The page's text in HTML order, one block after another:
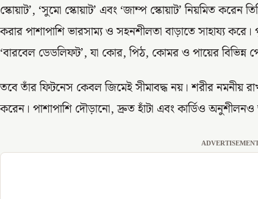
স্কোয়াট’, ‘সুমো স্কোয়াট’ এবং ‘জাম্প স্কোয়াট’ নিয়মিত করেন
করার পাশাপাশি ভারসাম্য ও সহনশীলতা বাড়াতে সাহায্য
‘বারবেল ডেডলিফট’, যা কোর, পিঠ, কোমর ও পায়ের বিভিন্ন
তবে তাঁর ফিটনেস কেবল জিমেই সীমাবদ্ধ নয়। শরীর নমনীয়
করেন। পাশাপাশি দৌড়ানো, দ্রুত হাঁটা এবং কার্ডিও